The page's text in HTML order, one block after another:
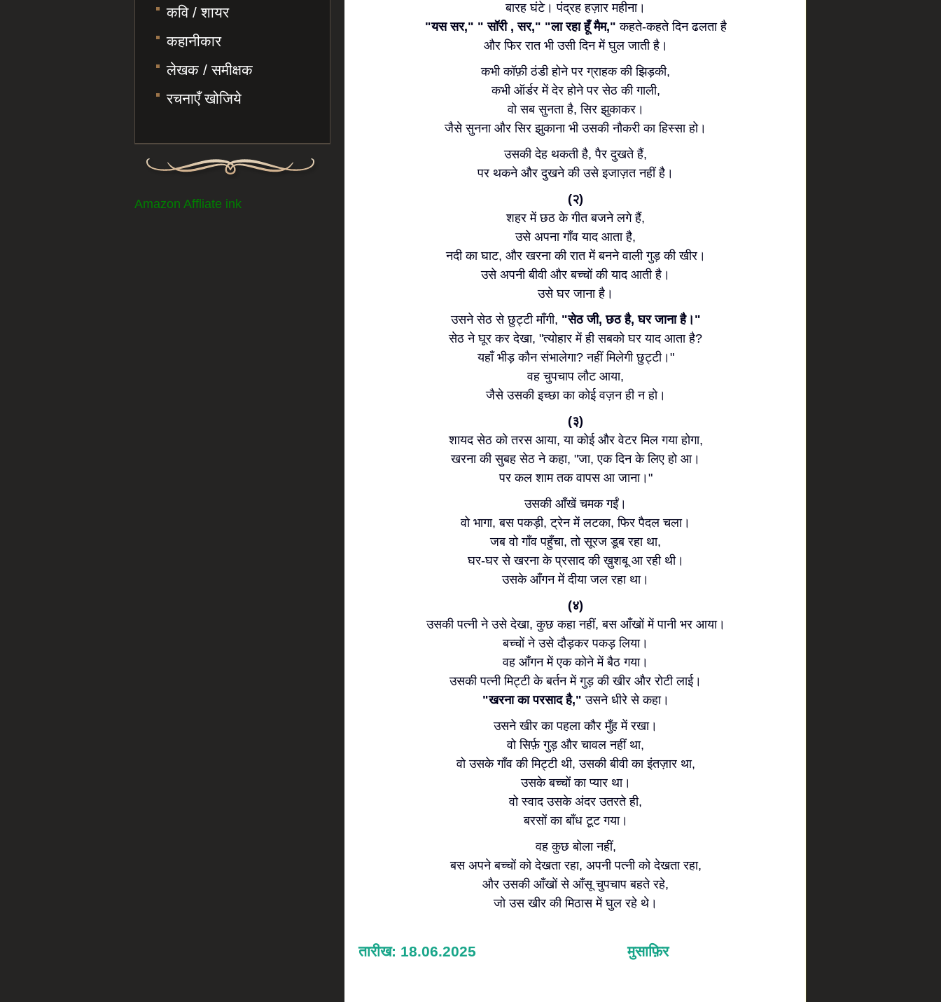
बारह घंटे। पंद्रह हज़ार महीना।
"यस सर," " सॉरी , सर," "ला रहा हूँ मैम,"कहते-कहते दिन ढलता है
और फिर रात भी उसी दिन में घुल जाती है।
कभी कॉफ़ी ठंडी होने पर ग्राहक की झिड़की,
कभी ऑर्डर में देर होने पर सेठ की गाली,
वो सब सुनता है, सिर झुकाकर।
जैसे सुनना और सिर झुकाना भी उसकी नौकरी का हिस्सा हो।
उसकी देह थकती है, पैर दुखते हैं,
पर थकने और दुखने की उसे इजाज़त नहीं है।
(२)
शहर में छठ के गीत बजने लगे हैं,
उसे अपना गाँव याद आता है,
नदी का घाट, और खरना की रात में बनने वाली गुड़ की खीर।
उसे अपनी बीवी और बच्चों की याद आती है।
उसे घर जाना है।
उसने सेठ से छुट्टी माँगी, "सेठ जी, छठ है, घर जाना है।"
सेठ ने घूर कर देखा, "त्योहार में ही सबको घर याद आता है?
यहाँ भीड़ कौन संभालेगा? नहीं मिलेगी छुट्टी।"
वह चुपचाप लौट आया,
जैसे उसकी इच्छा का कोई वज़न ही न हो।
(३)
शायद सेठ को तरस आया, या कोई और वेटर मिल गया होगा,
खरना की सुबह सेठ ने कहा, "जा, एक दिन के लिए हो आ।
पर कल शाम तक वापस आ जाना।"
उसकी आँखें चमक गईं।
वो भागा, बस पकड़ी, ट्रेन में लटका, फिर पैदल चला।
जब वो गाँव पहुँचा, तो सूरज डूब रहा था,
घर-घर से खरना के प्रसाद की ख़ुशबू आ रही थी।
उसके आँगन में दीया जल रहा था।
(४)
उसकी पत्नी ने उसे देखा, कुछ कहा नहीं, बस आँखों में पानी भर आया।
बच्चों ने उसे दौड़कर पकड़ लिया।
वह आँगन में एक कोने में बैठ गया।
उसकी पत्नी मिट्टी के बर्तन में गुड़ की खीर और रोटी लाई।
"खरना का परसाद है," उसने धीरे से कहा।
उसने खीर का पहला कौर मुँह में रखा।
वो सिर्फ़ गुड़ और चावल नहीं था,
वो उसके गाँव की मिट्टी थी, उसकी बीवी का इंतज़ार था,
उसके बच्चों का प्यार था।
वो स्वाद उसके अंदर उतरते ही,
बरसों का बाँध टूट गया।
वह कुछ बोला नहीं,
बस अपने बच्चों को देखता रहा, अपनी पत्नी को देखता रहा,
और उसकी आँखों से आँसू चुपचाप बहते रहे,
जो उस खीर की मिठास में घुल रहे थे।
तारीख: 18.06.2025 मुसाफ़िर
कवि / शायर
कहानीकार
लेखक / समीक्षक
रचनाएँ खोजिये
Amazon Affliate ink